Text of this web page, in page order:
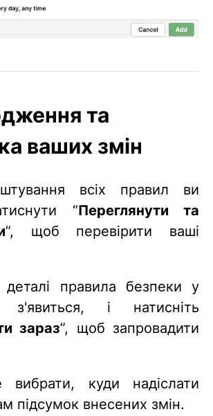
та
ваших змін
всіх правил ви
“Переглянути та
”, щоб перевірити ваші
деталі правила безпеки у
і натисніть
зараз”, щоб запровадити
куди надіслати
підсумок внесених змін.